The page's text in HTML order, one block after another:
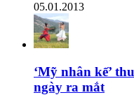
05.01.2013
‘Mỹ nhân kế’
ngày ra mắt